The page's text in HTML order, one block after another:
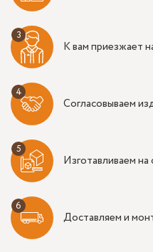
К вам приезжает
Согласовываем
Изготавливаем
Доставляем и